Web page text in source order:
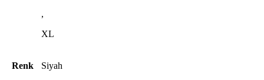
,
XL
Renk Siyah